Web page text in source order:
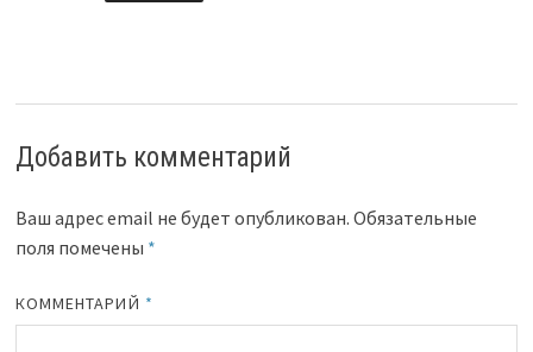
Добавить комментарий
Ваш адрес email не будет опубликован. Обязательные
поля помечены *
КОММЕНТАРИЙ *